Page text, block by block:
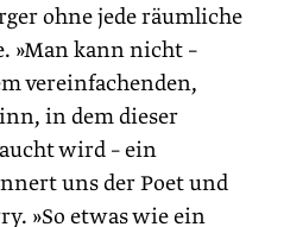
ohne jede räumliche
»Man kann nicht –
vereinfachenden,
in dem dieser
wird – ein
uns der Poet und
»So etwas wie ein